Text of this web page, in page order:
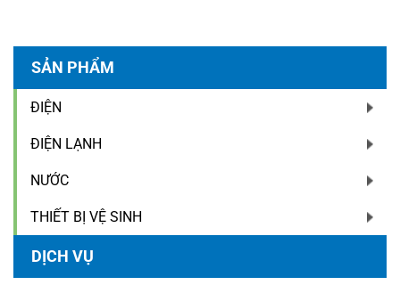
SẢN PHẨM
ĐIỆN
ĐIỆN LẠNH
NƯỚC
THIẾT BỊ VỆ SINH
DỊCH VỤ